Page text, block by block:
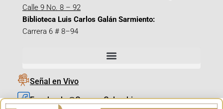
Calle 9 No. 8 – 92
Biblioteca Luis Carlos Galán Sarmiento:
Carrera 6 # 8–94
Señal en Vivo
Facebook_@CamaraColombia